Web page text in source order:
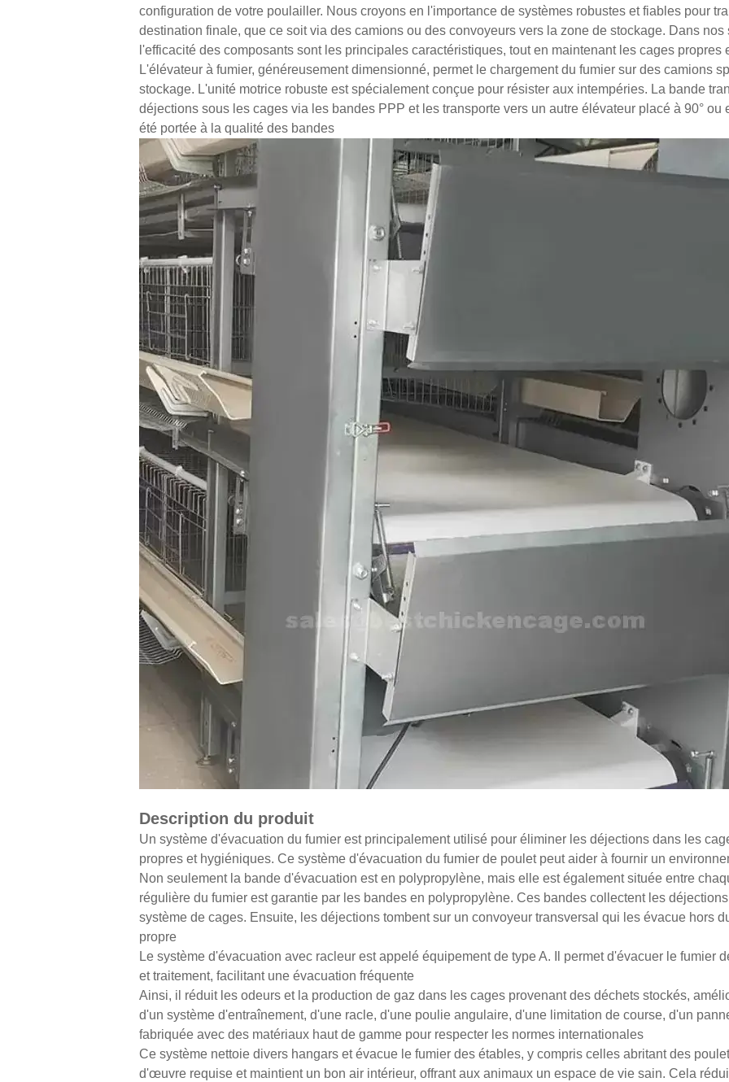
configuration de votre poulailler. Nous croyons en l'importance de systèmes robustes et fiables pour
destination finale, que ce soit via des camions ou des convoyeurs vers la zone de stockage. Dans
l'efficacité des composants sont les principales caractéristiques, tout en maintenant les cages propres
L'élévateur à fumier, généreusement dimensionné, permet le chargement du fumier sur des camions
stockage. L'unité motrice robuste est spécialement conçue pour résister aux intempéries. La bande
déjections sous les cages via les bandes PPP et les transporte vers un autre élévateur placé à 90°
été portée à la qualité des bandes
Description du produit
Un système d'évacuation du fumier est principalement utilisé pour éliminer les déjections dans les
propres et hygiéniques. Ce système d'évacuation du fumier de poulet peut aider à fournir un
Non seulement la bande d'évacuation est en polypropylène, mais elle est également située entre
régulière du fumier est garantie par les bandes en polypropylène. Ces bandes collectent les
système de cages. Ensuite, les déjections tombent sur un convoyeur transversal qui les évacue hors
propre
Le système d'évacuation avec racleur est appelé équipement de type A. Il permet d'évacuer le fumier
et traitement, facilitant une évacuation fréquente
Ainsi, il réduit les odeurs et la production de gaz dans les cages provenant des déchets stockés,
d'un système d'entraînement, d'une racle, d'une poulie angulaire, d'une limitation de course, d'un
fabriquée avec des matériaux haut de gamme pour respecter les normes internationales
Ce système nettoie divers hangars et évacue le fumier des étables, y compris celles abritant des
d'œuvre requise et maintient un bon air intérieur, offrant aux animaux un espace de vie sain. Cela